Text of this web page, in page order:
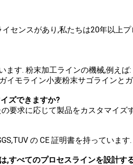
センスがあり,私たちは20年以上
す. 粉末加工ラインの機械,例えば
イモライン小麦粉末サゴラインと
ズできますか?
要求に応じて製品をカスタマイズ
の CE 証明書を持っています.
べてのプロセスラインを設計す